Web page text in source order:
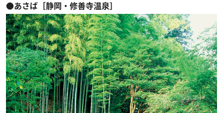
●あさば［静岡・修善寺温泉］